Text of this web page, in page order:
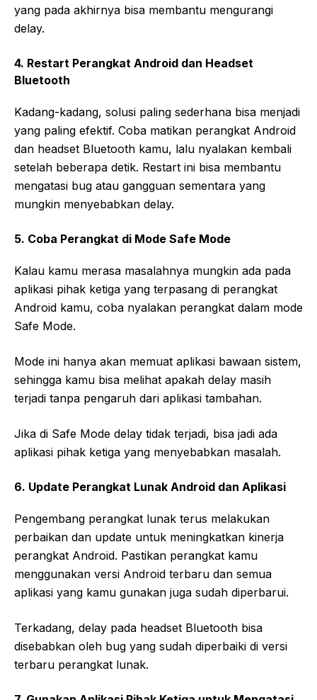
yang pada akhirnya bisa membantu mengurangi
delay.
4. Restart Perangkat Android dan Headset
Bluetooth
Kadang-kadang, solusi paling sederhana bisa menjadi
yang paling efektif. Coba matikan perangkat Android
dan headset Bluetooth kamu, lalu nyalakan kembali
setelah beberapa detik. Restart ini bisa membantu
mengatasi bug atau gangguan sementara yang
mungkin menyebabkan delay.
5. Coba Perangkat di Mode Safe Mode
Kalau kamu merasa masalahnya mungkin ada pada
aplikasi pihak ketiga yang terpasang di perangkat
Android kamu, coba nyalakan perangkat dalam mode
Safe Mode.
Mode ini hanya akan memuat aplikasi bawaan sistem,
sehingga kamu bisa melihat apakah delay masih
terjadi tanpa pengaruh dari aplikasi tambahan.
Jika di Safe Mode delay tidak terjadi, bisa jadi ada
aplikasi pihak ketiga yang menyebabkan masalah.
6. Update Perangkat Lunak Android dan Aplikasi
Pengembang perangkat lunak terus melakukan
perbaikan dan update untuk meningkatkan kinerja
perangkat Android. Pastikan perangkat kamu
menggunakan versi Android terbaru dan semua
aplikasi yang kamu gunakan juga sudah diperbarui.
Terkadang, delay pada headset Bluetooth bisa
disebabkan oleh bug yang sudah diperbaiki di versi
terbaru perangkat lunak.